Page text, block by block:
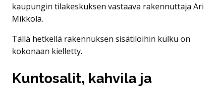
kaupungin tilakeskuksen vastaava rakennuttaja Ari
Mikkola.
Tällä hetkellä rakennuksen sisätiloihin kulku on
kokonaan kielletty.
Kuntosalit, kahvila ja